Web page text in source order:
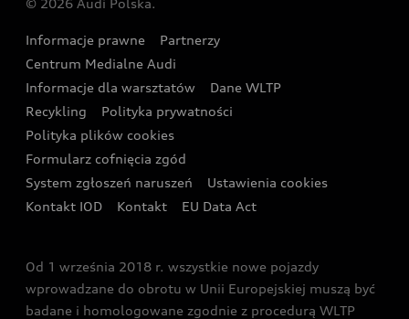
Wyszukaj najbliższego Partnera Audi
Oferta dla przedsiębiorców
Oferta dla klientów prywatnych
Kalkulator rat
Ubezpieczenie
Audi exclusive
Zasięg
Gwarancja
Akcje serwisowe Audi
Katalog online akcesoriów
Audi i Muzeum Sztuki Nowoczesnej w Warszawie
Audi driving experience
Audi quattro Cup
Audi i Puchar Świata w Skokach Narciarskich w
Zakopanem
© 2026 Audi Polska.
Informacje prawne
Partnerzy
Centrum Medialne Audi
Informacje dla warsztatów
Dane WLTP
Recykling
Polityka prywatności
Polityka plików cookies
Formularz cofnięcia zgód
System zgłoszeń naruszeń
Ustawienia cookies
Kontakt IOD
Kontakt EU Data Act
Od 1 września 2018 r. wszystkie nowe pojazdy
wprowadzane do obrotu w Unii Europejskiej muszą być
badane i homologowane zgodnie z procedurą WLTP